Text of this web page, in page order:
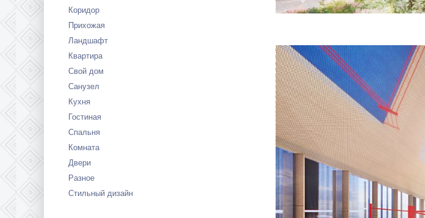
Коридор
Прихожая
Ландшафт
Квартира
Свой дом
Санузел
Кухня
Гостиная
Спальня
Комната
Двери
Разное
Стильный дизайн